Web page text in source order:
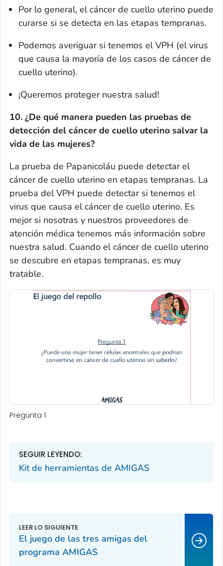
Por lo general, el cáncer de cuello uterino puede
curarse si se detecta en las etapas tempranas.
Podemos averiguar si tenemos el VPH (el virus
que causa la mayoría de los casos de cáncer de
cuello uterino).
¡Queremos proteger nuestra salud!
10. ¿De qué manera pueden las pruebas de
detección del cáncer de cuello uterino salvar la
vida de las mujeres?
La prueba de Papanicoláu puede detectar el
cáncer de cuello uterino en etapas tempranas. La
prueba del VPH puede detectar si tenemos el
virus que causa el cáncer de cuello uterino. Es
mejor si nosotras y nuestros proveedores de
atención médica tenemos más información sobre
nuestra salud. Cuando el cáncer de cuello uterino
se descubre en etapas tempranas, es muy
tratable.
Pregunta 1
SEGUIR LEYENDO:
Kit de herramientas de AMIGAS
El juego de las tres amigas del
programa AMIGAS